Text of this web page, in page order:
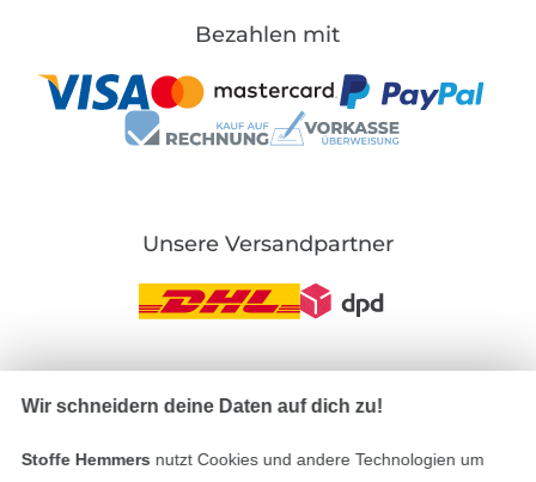
Bezahlen mit
Unsere Versandpartner
Impressum
In den deutschen Shop wechseln (aktuell
Wir schneidern deine Daten auf dich zu!
Stoffe Hemmers nutzt Cookies und andere Technologien um